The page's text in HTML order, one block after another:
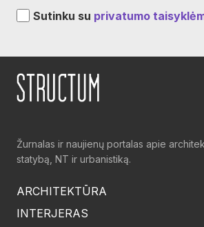
Sutinku su privatumo
Žurnalas ir naujienų portalas apie
statybą, NT ir urbanistiką.
ARCHITEKTŪRA
INTERJERAS